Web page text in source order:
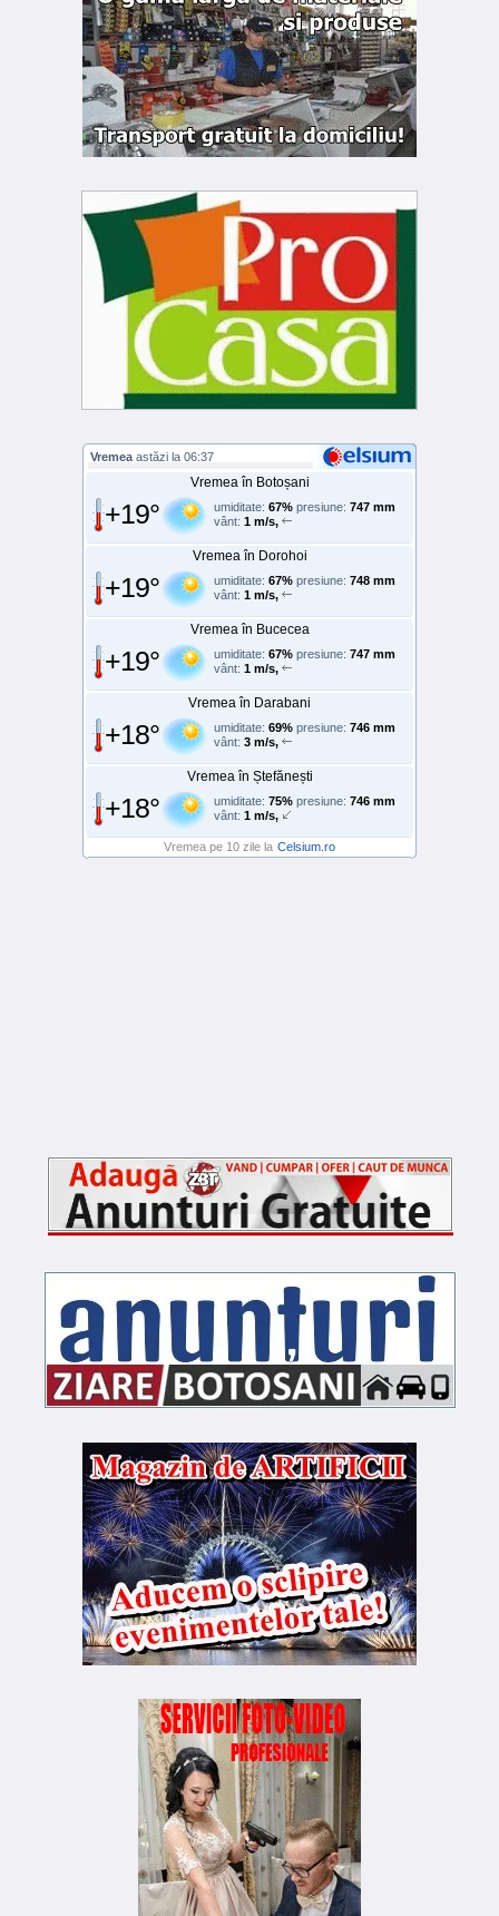
Vremea astăzi la 06:37
Vremea în Botoșani
+19° umiditate: 67% presiune: 747 mm
vânt: 1 m/s,
Vremea în Dorohoi
+19° umiditate: 67% presiune: 748 mm
vânt: 1 m/s,
Vremea în Bucecea
+19° umiditate: 67% presiune: 747 mm
vânt: 1 m/s,
Vremea în Darabani
+18° umiditate: 69% presiune: 746 mm
vânt: 3 m/s,
Vremea în Ștefănești
+18° umiditate: 75% presiune: 746 mm
vânt: 1 m/s,
Vremea pe 10 zile la Celsium.ro